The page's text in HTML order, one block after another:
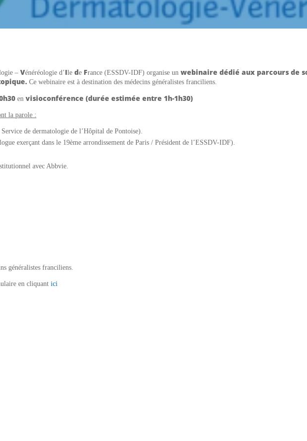
– Vénéréologie d’Ile de France (ESSDV-IDF) organise un webinaire dédié aux parcours de
Ce webinaire est à destination des médecins généralistes franciliens.
en visioconférence (durée estimée entre 1h-1h30)
la parole :
de dermatologie de l’Hôpital de Pontoise).
exerçant dans le 19ème arrondissement de Paris / Président de l’ESSDV-IDF).
avec Abbvie.
généralistes franciliens.
en cliquant ici